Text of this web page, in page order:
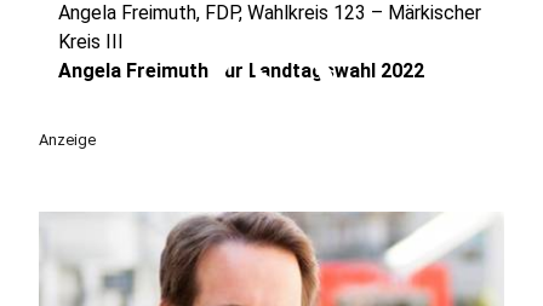
play_circle
Angela Freimuth, FDP, Wahlkreis 123 – Märkischer
Kreis III
Angela Freimuth zur Landtagswahl 2022
Anzeige